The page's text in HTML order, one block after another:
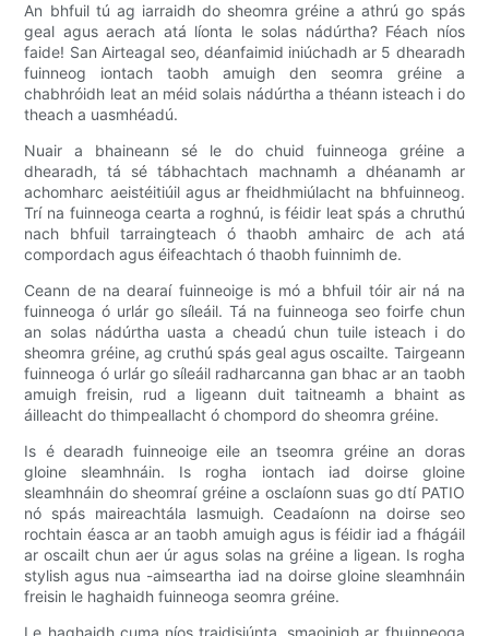
An bhfuil tú ag iarraidh do sheomra gréine a athrú go spás
geal agus aerach atá líonta le solas nádúrtha? Féach níos
faide! San Airteagal seo, déanfaimid iniúchadh ar 5 dhearadh
fuinneog iontach taobh amuigh den seomra gréine a
chabhróidh leat an méid solais nádúrtha a théann isteach i do
theach a uasmhéadú.
Nuair a bhaineann sé le do chuid fuinneoga gréine a
dhearadh, tá sé tábhachtach machnamh a dhéanamh ar
achomharc aeistéitiúil agus ar fheidhmiúlacht na bhfuinneog.
Trí na fuinneoga cearta a roghnú, is féidir leat spás a chruthú
nach bhfuil tarraingteach ó thaobh amhairc de ach atá
compordach agus éifeachtach ó thaobh fuinnimh de.
Ceann de na dearaí fuinneoige is mó a bhfuil tóir air ná na
fuinneoga ó urlár go síleáil. Tá na fuinneoga seo foirfe chun
an solas nádúrtha uasta a cheadú chun tuile isteach i do
sheomra gréine, ag cruthú spás geal agus oscailte. Tairgeann
fuinneoga ó urlár go síleáil radharcanna gan bhac ar an taobh
amuigh freisin, rud a ligeann duit taitneamh a bhaint as
áilleacht do thimpeallacht ó chompord do sheomra gréine.
Is é dearadh fuinneoige eile an tseomra gréine an doras
gloine sleamhnáin. Is rogha iontach iad doirse gloine
sleamhnáin do sheomraí gréine a osclaíonn suas go dtí PATIO
nó spás maireachtála lasmuigh. Ceadaíonn na doirse seo
rochtain éasca ar an taobh amuigh agus is féidir iad a fhágáil
ar oscailt chun aer úr agus solas na gréine a ligean. Is rogha
stylish agus nua -aimseartha iad na doirse gloine sleamhnáin
freisin le haghaidh fuinneoga seomra gréine.